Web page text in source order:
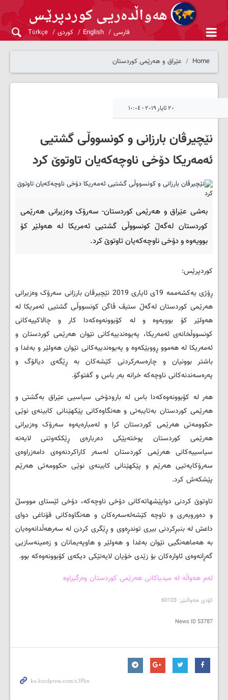
فارسی English کوردی Türkçe
Home عێراق و هەرێمی کوردستان
٢٠ ئایار ٢٠١٩ - ١٠:٠٤
نێچیرڤان بارزانی و كونسووڵی گشتیی
ئه‌مه‌ریكا دۆخی ناوچه‌كه‌یان تاوتوێ کرد
به‌شی عێراق و هه‌رێمی کوردستان- سه‌رۆک وه‌زیرانی هه‌رێمی
کوردستان له‌گه‌ڵ کونسووڵی گشتیی ئه‌مریکا له‌ هه‌ولێر کۆ
بوویه‌وه‌ و دۆخی ناوچه‌که‌یان تاوتوێ کرد.
کوردپرێس:
ڕۆژی یه‌کشه‌ممه‌ 19ی ئایاری 2019 نێچیرڤان بارزانی سه‌رۆک وه‌زیرانی
هه‌رێمی کوردستان له‌گه‌ڵ ستیڤ ڤاگن کونسووڵی گشتیی ئه‌مریکا له‌
هه‌ولێر کۆ بوویه‌وه‌ و له‌ کۆبوونه‌وه‌که‌دا كار و چالاكییه‌كانی
كونسووڵخانه‌ی ئه‌مه‌ریكا، په‌یوه‌ندییه‌كانی نێوان هه‌رێمی كوردستان و
ئه‌مه‌ریكا له‌ هه‌موو ڕوویێكه‌وه‌ و په‌یوه‌ندییه‌كانی نێوان هه‌ولێر و به‌غدا و
باشتر بوونیان و چاره‌سه‌ركردنی كێشه‌كان به ‌ڕێگه‌ی دیالۆگ و
په‌ره‌سه‌ندنه‌كانی ناوچه‌كه‌ خرانه‌ به‌ر باس و گفتوگۆ.
هه‌ر له‌ كۆبوونه‌وه‌كه‌دا باس له‌ بارودۆخی سیاسیی عێراق به‌گشتی و
هه‌رێمی كوردستان به‌تایبه‌تی و هه‌نگاوه‌كانی پێكهێنانی كابینه‌ی نوێی
حكوومه‌تی هه‌رێمی كوردستان كرا و له‌مباره‌یه‌وه‌ سه‌رۆک وه‌زیرانی
هه‌رێمی كوردستان پوخته‌یێكی ده‌رباره‌ی ڕێككه‌وتنی لایه‌نه‌
سیاسییه‌كانی هه‌رێمی كوردستان له‌سه‌ر كاراكردنه‌وه‌ی دامه‌زراوه‌ی
سه‌رۆكایه‌تیی هه‌رێم و پێكهێنانی كابینه‌ی نوێی حكوومه‌تی هه‌رێم
پێشكه‌ش كرد.
تاوتوێ كردنی دواپێشهاته‌كانی دۆخی ناوچه‌كه‌، دۆخی ئێستای مووسڵ
و ده‌وروبه‌ری و‌ ناوچه‌ كێشه‌له‌سه‌ره‌كان و هه‌نگاوه‌كانی قۆناغی دوای
داعش له‌ بنبڕكردنی بیری توندڕه‌وی و ڕێگری كردن له‌ سه‌رهه‌ڵدانه‌وه‌یان
به‌ هه‌ماهه‌نگیی نێوان به‌غدا و هه‌ولێر و هاوپه‌یمانان و زه‌مینه‌سازیی
گه‌ڕانه‌وه‌ی ئاواره‌كان بۆ‌ زێدی خۆیان لایه‌نێكی دیكه‌ی كۆبوونه‌وه‌كه‌ بوو.
ئه‌م هه‌واڵه‌ له‌ میدیاکانی هه‌رێمی کوردستان وه‌رگیراوه‌
کۆدی هه‌واڵنێر: 60103
News ID 53787